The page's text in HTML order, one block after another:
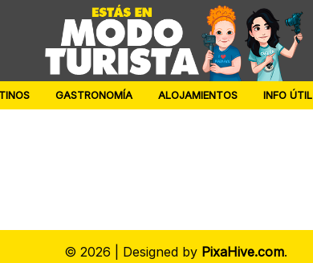
GASTRONOMÍA ALOJAMIENTOS INFO ÚTIL
© 2026 Designed by PixaHive.com.